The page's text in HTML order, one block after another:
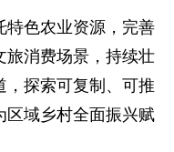
色农业资源，完善
消费场景，持续壮
探索可复制、可推
区域乡村全面振兴赋